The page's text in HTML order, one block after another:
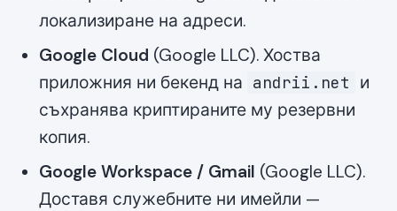
локализиране на адреси.
Google Cloud (Google LLC). Хоства
приложния ни бекенд на andrii.net
и
съхранява криптираните му резервни
копия.
Google Workspace / Gmail (Google LLC).
Доставя служебните ни имейли —